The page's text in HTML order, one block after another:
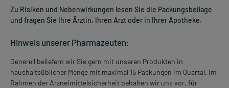
Zu Risiken und Nebenwirkungen lesen Sie die Packungsbeilage
und fragen Sie Ihre Ärztin, Ihren Arzt oder in Ihrer Apotheke.
Hinweis unserer Pharmazeuten:
Generell beliefern wir Sie gern mit unseren Produkten in
haushaltsüblicher Menge mit maximal 15 Packungen im Quartal. Im
Rahmen der Arzneimittelsicherheit behalten wir uns vor, für